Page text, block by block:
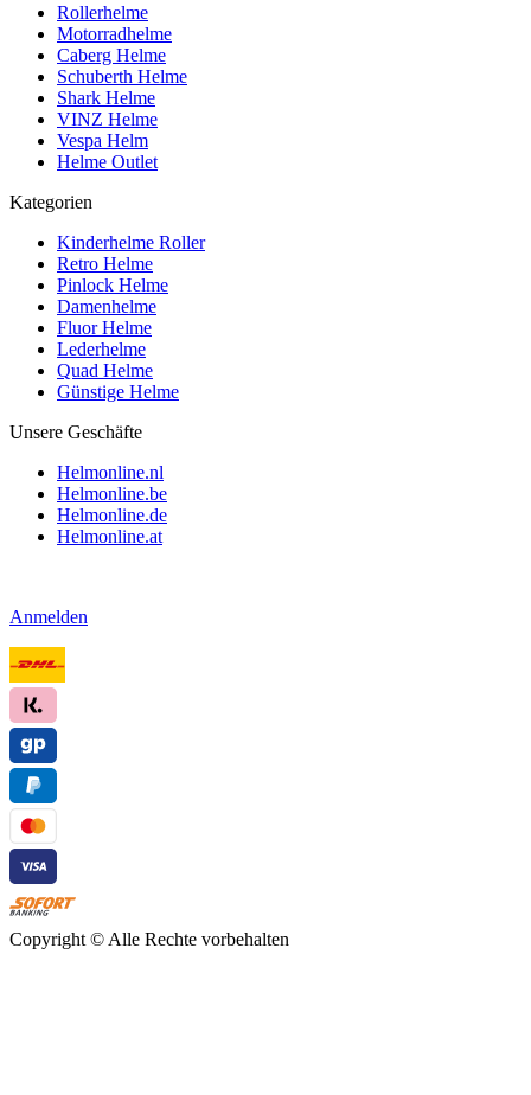
Rollerhelme
Motorradhelme
Caberg Helme
Schuberth Helme
Shark Helme
VINZ Helme
Vespa Helm
Helme Outlet
Kategorien
Kinderhelme Roller
Retro Helme
Pinlock Helme
Damenhelme
Fluor Helme
Lederhelme
Quad Helme
Günstige Helme
Unsere Geschäfte
Helmonline.nl
Helmonline.be
Helmonline.de
Helmonline.at
Anmelden
Copyright © Alle Rechte vorbehalten